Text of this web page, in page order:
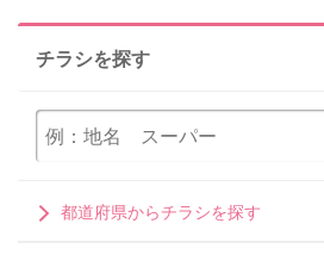
チラシを探す
都道府県からチラシを探す